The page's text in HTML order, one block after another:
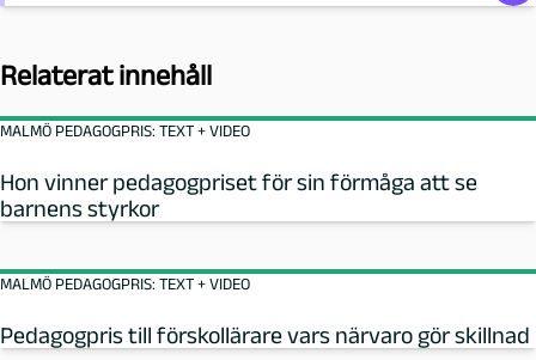
Relaterat innehåll
MALMÖ PEDAGOGPRIS: TEXT + VIDEO
Hon vinner pedagogpriset för sin förmåga att se
barnens styrkor
MALMÖ PEDAGOGPRIS: TEXT + VIDEO
Pedagogpris till förskollärare vars närvaro gör skillnad